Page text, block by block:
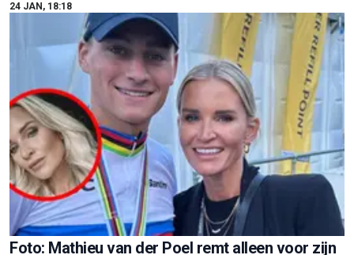
24 JAN, 18:18
Foto: Mathieu van der Poel remt alleen voor zijn